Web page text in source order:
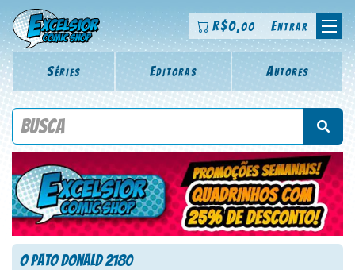
R$0,00 Entrar
Séries Editoras Autores
Procure por título da revista, personagem, série, escritor,
O Pato Donald 2180